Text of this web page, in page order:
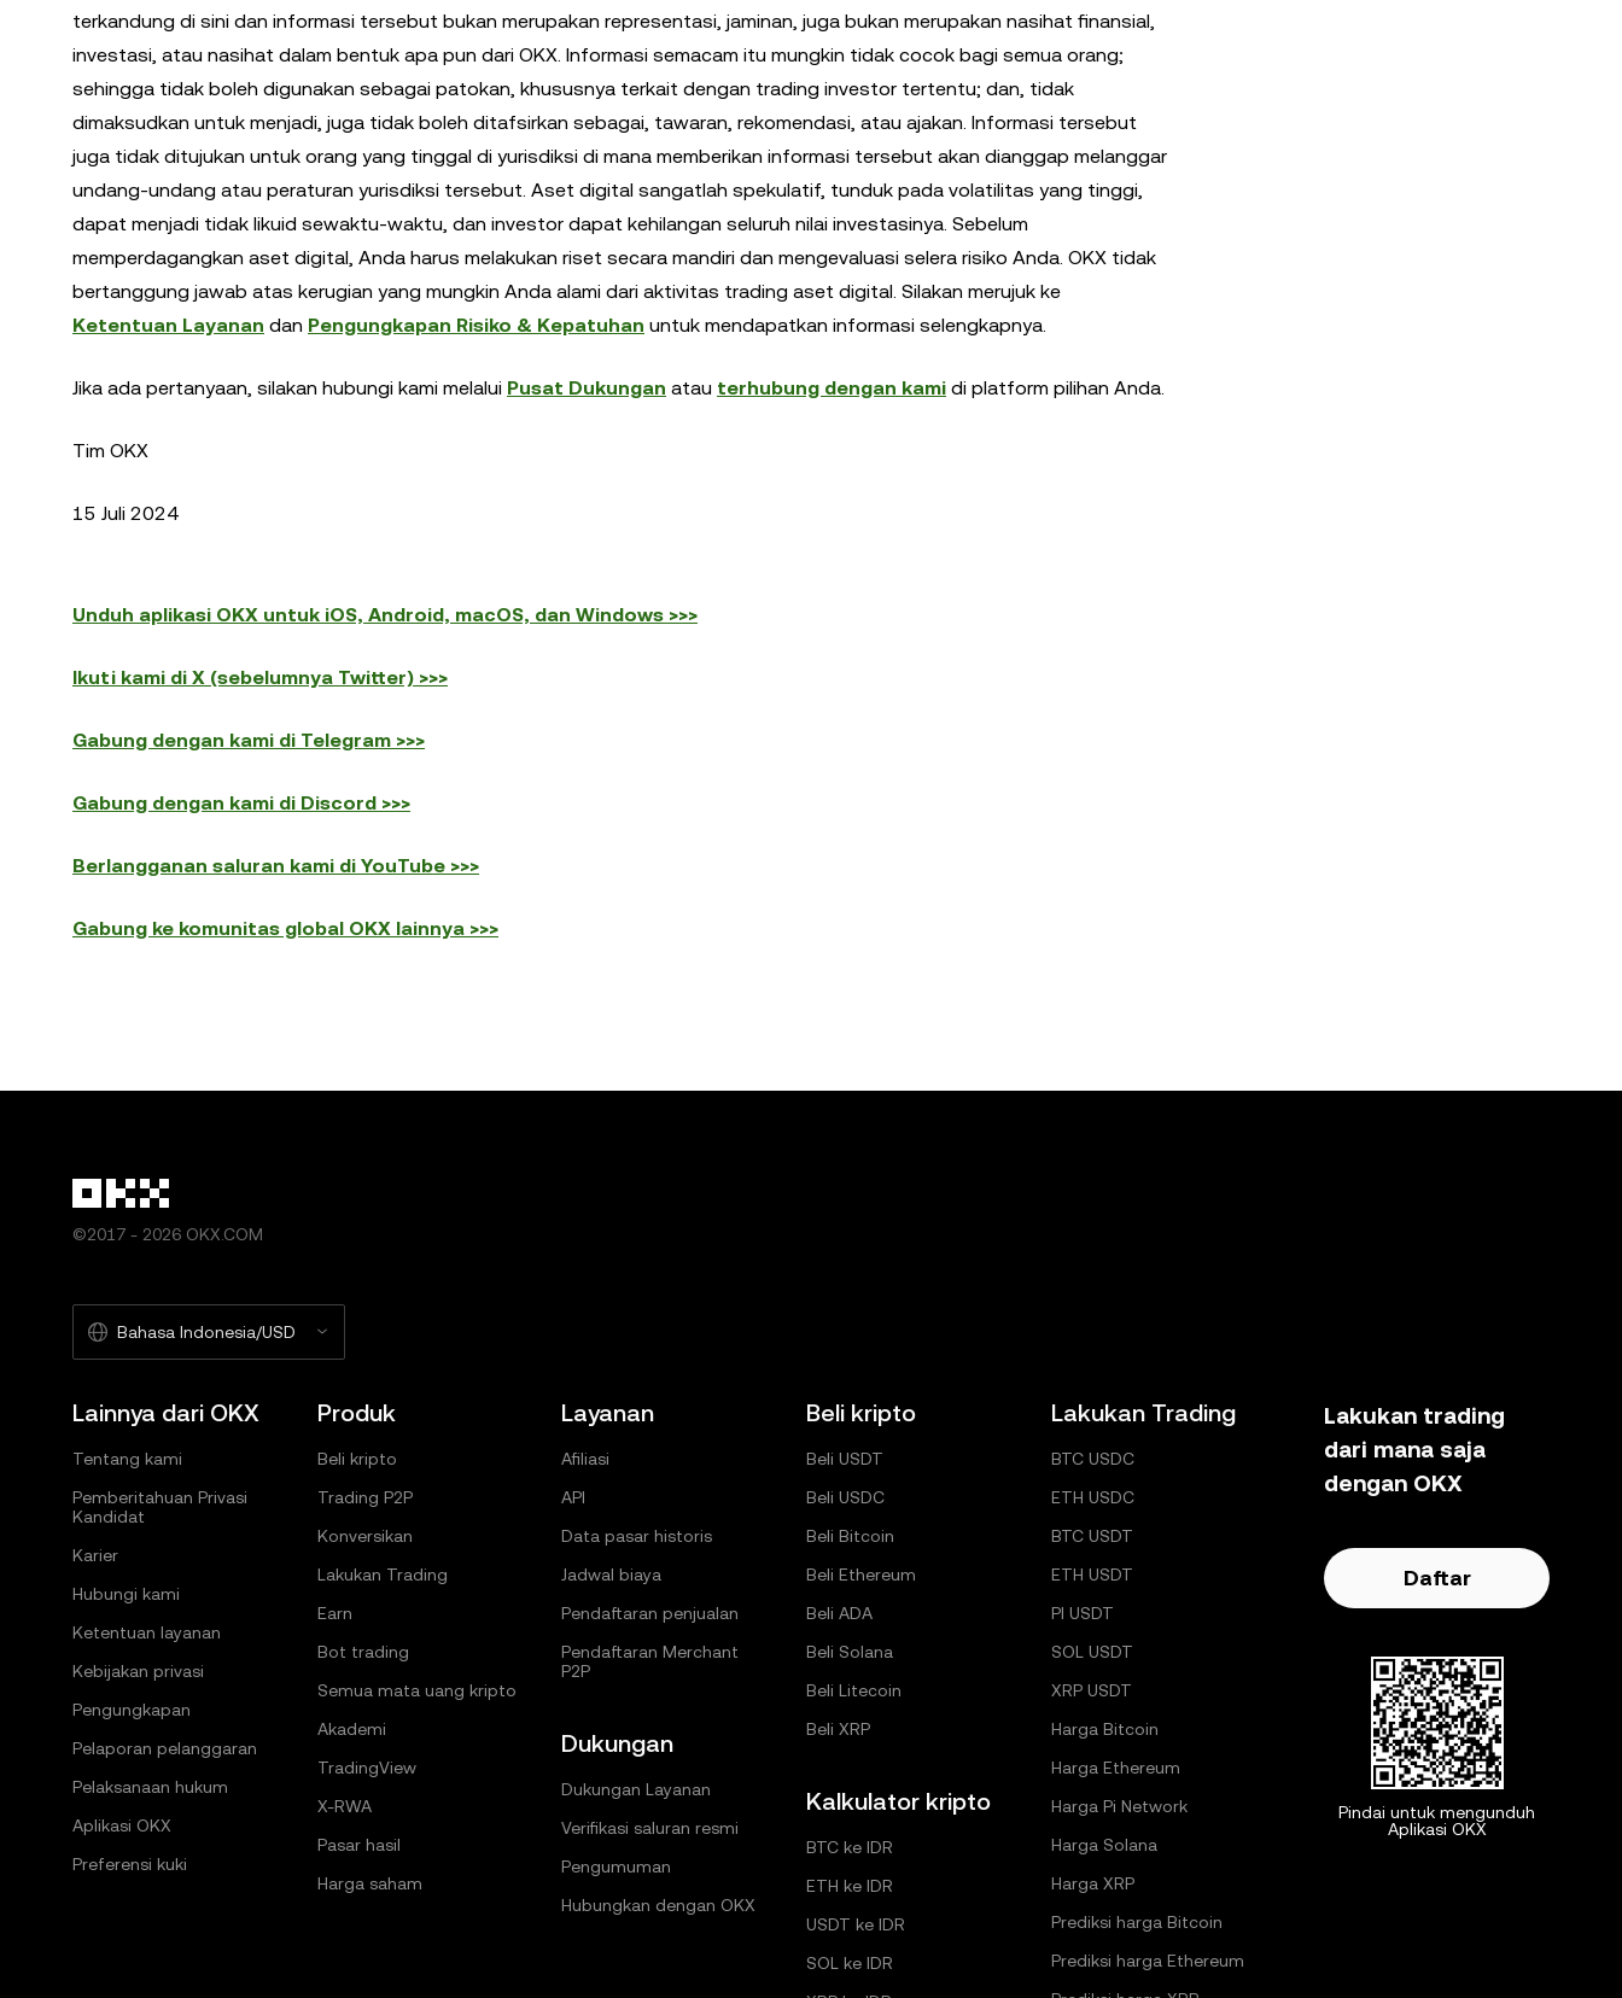
terkandung di sini dan informasi tersebut bukan merupakan representasi, jaminan, juga bukan merupakan nasihat finansial,
investasi, atau nasihat dalam bentuk apa pun dari OKX. Informasi semacam itu mungkin tidak cocok bagi semua orang;
sehingga tidak boleh digunakan sebagai patokan, khususnya terkait dengan trading investor tertentu; dan, tidak
dimaksudkan untuk menjadi, juga tidak boleh ditafsirkan sebagai, tawaran, rekomendasi, atau ajakan. Informasi tersebut
juga tidak ditujukan untuk orang yang tinggal di yurisdiksi di mana memberikan informasi tersebut akan dianggap melanggar
undang-undang atau peraturan yurisdiksi tersebut. Aset digital sangatlah spekulatif, tunduk pada volatilitas yang tinggi,
dapat menjadi tidak likuid sewaktu-waktu, dan investor dapat kehilangan seluruh nilai investasinya. Sebelum
memperdagangkan aset digital, Anda harus melakukan riset secara mandiri dan mengevaluasi selera risiko Anda. OKX tidak
bertanggung jawab atas kerugian yang mungkin Anda alami dari aktivitas trading aset digital. Silakan merujuk ke
Ketentuan Layanan dan Pengungkapan Risiko & Kepatuhan untuk mendapatkan informasi selengkapnya.
Jika ada pertanyaan, silakan hubungi kami melalui Pusat Dukungan atau terhubung dengan kami di platform pilihan Anda.
Tim OKX
15 Juli 2024
Unduh aplikasi OKX untuk iOS, Android, macOS, dan Windows >>>
Ikuti kami di X (sebelumnya Twitter) >>>
Gabung dengan kami di Telegram >>>
Gabung dengan kami di Discord >>>
Berlangganan saluran kami di YouTube >>>
Gabung ke komunitas global OKX lainnya >>>
©2017 - 2026 OKX.COM
Bahasa Indonesia/USD
Lainnya dari OKX
Tentang kami
Pemberitahuan Privasi
Kandidat
Karier
Hubungi kami
Ketentuan layanan
Kebijakan privasi
Pengungkapan
Pelaporan pelanggaran
Pelaksanaan hukum
Aplikasi OKX
Preferensi kuki
Produk
Beli kripto
Trading P2P
Konversikan
Lakukan Trading
Earn
Bot trading
Semua mata uang kripto
Akademi
TradingView
X-RWA
Pasar hasil
Harga saham
Layanan
Afiliasi
API
Data pasar historis
Jadwal biaya
Pendaftaran penjualan
Pendaftaran Merchant
P2P
Dukungan
Dukungan Layanan
Verifikasi saluran resmi
Pengumuman
Hubungkan dengan OKX
Beli kripto
Beli USDT
Beli USDC
Beli Bitcoin
Beli Ethereum
Beli ADA
Beli Solana
Beli Litecoin
Beli XRP
Kalkulator kripto
BTC ke IDR
ETH ke IDR
USDT ke IDR
SOL ke IDR
Lakukan Trading
BTC USDC
ETH USDC
BTC USDT
ETH USDT
PI USDT
SOL USDT
XRP USDT
Harga Bitcoin
Harga Ethereum
Harga Pi Network
Harga Solana
Harga XRP
Prediksi harga Bitcoin
Prediksi harga Ethereum
Lakukan trading
dari mana saja
dengan OKX
Daftar
Pindai untuk mengunduh
Aplikasi OKX